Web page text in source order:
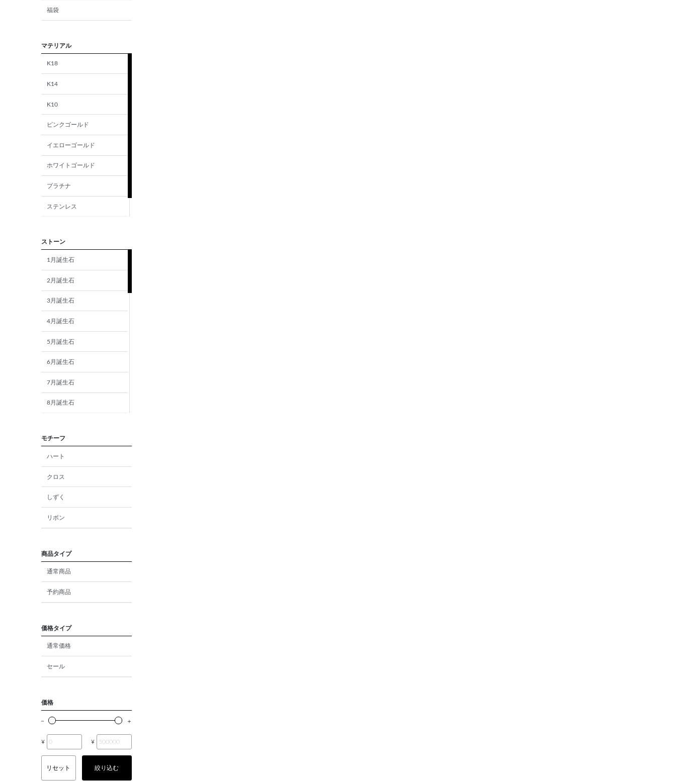
福袋
マテリアル
K18
K14
K10
ピンクゴールド
イエローゴールド
ホワイトゴールド
プラチナ
ステンレス
ストーン
1月誕生石
2月誕生石
3月誕生石
4月誕生石
5月誕生石
6月誕生石
7月誕生石
8月誕生石
エメラルド
パール
ムーンストーン
トルマリン
オパール
モチーフ
ハート
クロス
しずく
リボン
商品タイプ
通常商品
予約商品
価格タイプ
通常価格
セール
価格
¥ ¥
リセット 絞り込む